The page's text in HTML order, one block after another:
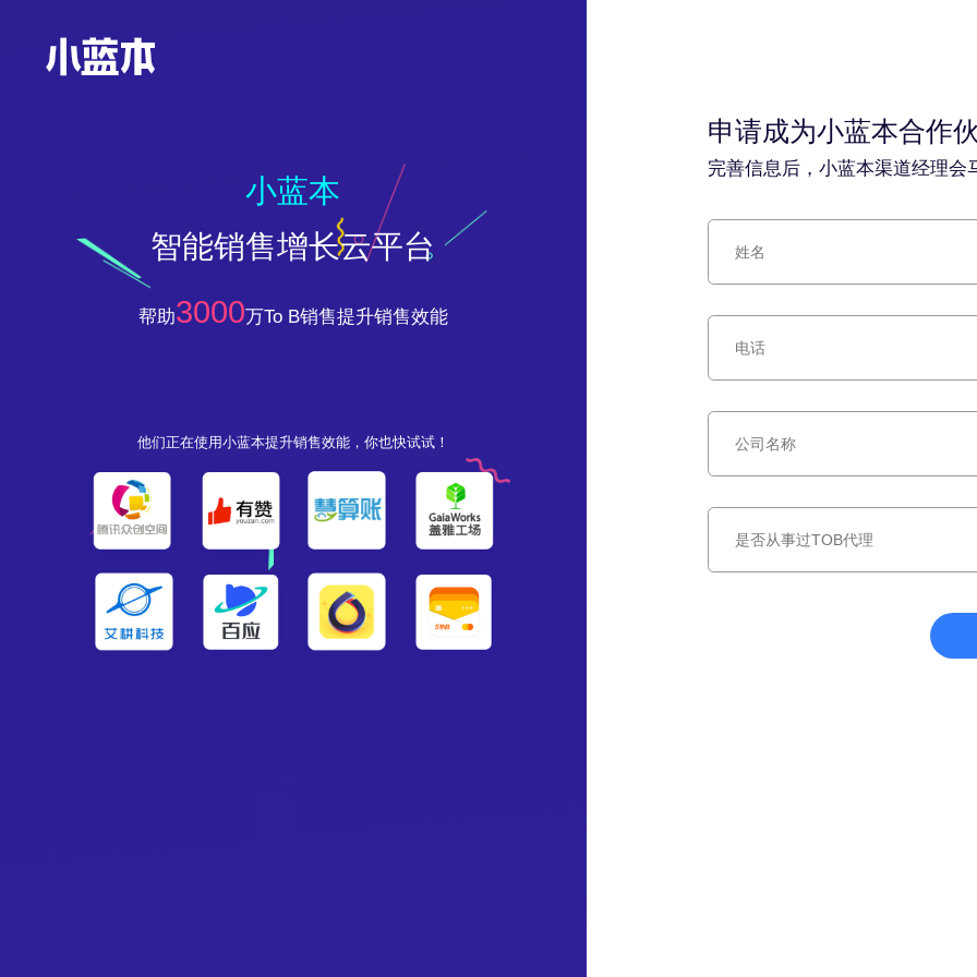

小蓝本
智能销售增长云平台
帮助3000万To B销售提升销售效能
他们正在使用小蓝本提升销售效能，你也快试试！
申请成为小蓝本合作
完善信息后，小蓝本渠道经理会